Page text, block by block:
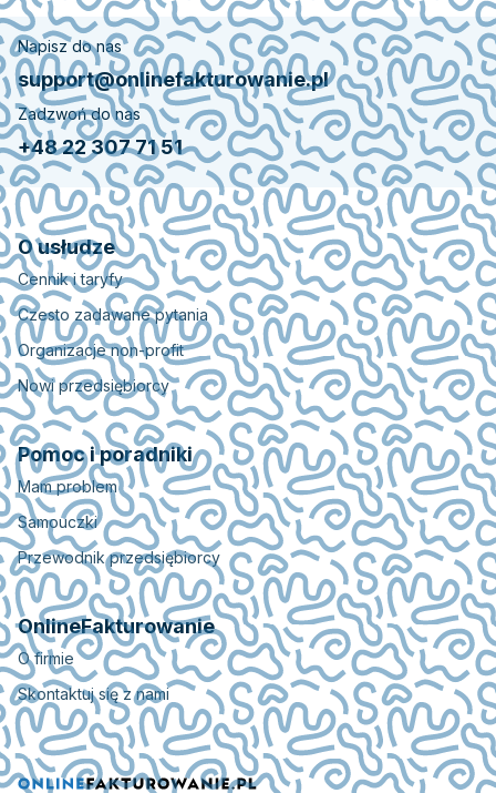
Napisz do nas
support@onlinefakturowanie.pl
Zadzwoń do nas
+48 22 307 71 51
O usłudze
Cennik i taryfy
Czesto zadawane pytania
Organizacje non-profit
Nowi przedsiębiorcy
Pomoc i poradniki
Mam problem
Samouczki
Przewodnik przedsiębiorcy
OnlineFakturowanie
O firmie
Skontaktuj się z nami